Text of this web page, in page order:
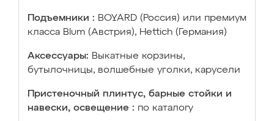
Подъемники : BOYARD (Россия) или премиум
класса Blum (Австрия), Hettich (Германия)
Аксессуары: Выкатные корзины,
бутылочницы, волшебные уголки, карусели
Пристеночный плинтус, барные стойки и
навески, освещение : по каталогу